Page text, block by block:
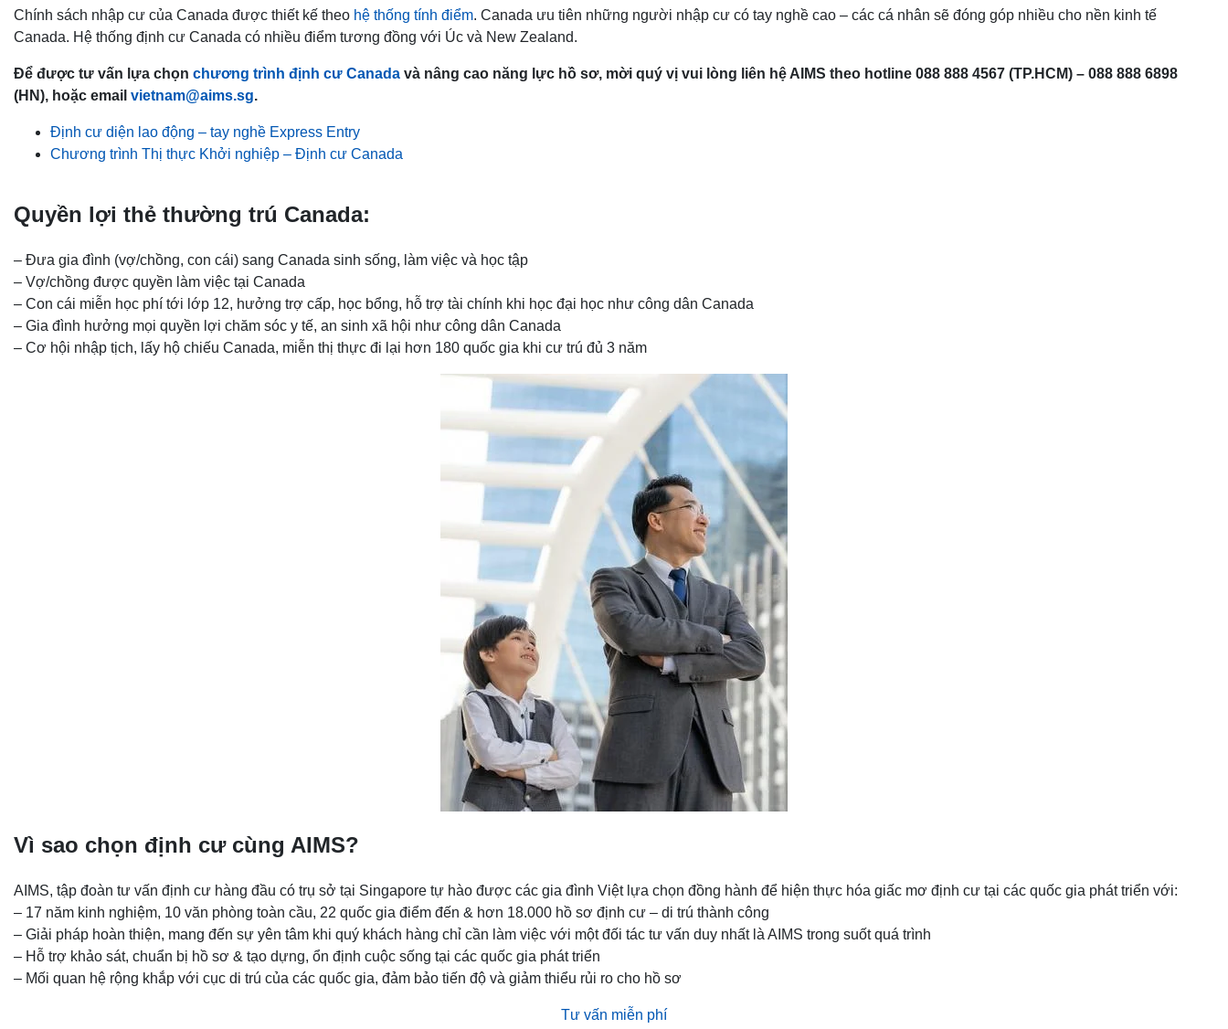
Chính sách nhập cư của Canada được thiết kế theo hệ thống tính điểm. Canada ưu tiên những người nhập cư có tay nghề cao – các cá nhân sẽ đóng góp nhiều cho nền kinh tế
Canada. Hệ thống định cư Canada có nhiều điểm tương đồng với Úc và New Zealand.
Để được tư vấn lựa chọn chương trình định cư Canada và nâng cao năng lực hồ sơ, mời quý vị vui lòng liên hệ AIMS theo hotline 088 888 4567 (TP.HCM) – 088 888 6898
(HN), hoặc email vietnam@aims.sg.
Định cư diện lao động – tay nghề Express Entry
Chương trình Thị thực Khởi nghiệp – Định cư Canada
Quyền lợi thẻ thường trú Canada:
– Đưa gia đình (vợ/chồng, con cái) sang Canada sinh sống, làm việc và học tập
– Vợ/chồng được quyền làm việc tại Canada
– Con cái miễn học phí tới lớp 12, hưởng trợ cấp, học bổng, hỗ trợ tài chính khi học đại học như công dân Canada
– Gia đình hưởng mọi quyền lợi chăm sóc y tế, an sinh xã hội như công dân Canada
– Cơ hội nhập tịch, lấy hộ chiếu Canada, miễn thị thực đi lại hơn 180 quốc gia khi cư trú đủ 3 năm
Vì sao chọn định cư cùng AIMS?
AIMS, tập đoàn tư vấn định cư hàng đầu có trụ sở tại Singapore tự hào được các gia đình Việt lựa chọn đồng hành để hiện thực hóa giấc mơ định cư tại các quốc gia phát triển với:
– 17 năm kinh nghiệm, 10 văn phòng toàn cầu, 22 quốc gia điểm đến & hơn 18.000 hồ sơ định cư – di trú thành công
– Giải pháp hoàn thiện, mang đến sự yên tâm khi quý khách hàng chỉ cần làm việc với một đối tác tư vấn duy nhất là AIMS trong suốt quá trình
– Hỗ trợ khảo sát, chuẩn bị hồ sơ & tạo dựng, ổn định cuộc sống tại các quốc gia phát triển
– Mối quan hệ rộng khắp với cục di trú của các quốc gia, đảm bảo tiến độ và giảm thiểu rủi ro cho hồ sơ
Tư vấn miễn phí